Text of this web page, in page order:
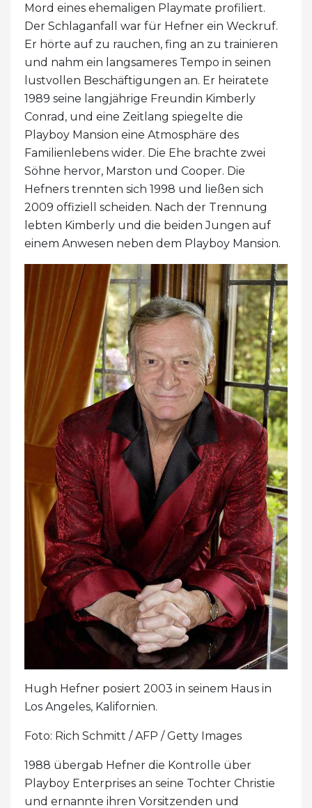
Mord eines ehemaligen Playmate profiliert.
Der Schlaganfall war für Hefner ein Weckruf.
Er hörte auf zu rauchen, fing an zu trainieren
und nahm ein langsameres Tempo in seinen
lustvollen Beschäftigungen an. Er heiratete
1989 seine langjährige Freundin Kimberly
Conrad, und eine Zeitlang spiegelte die
Playboy Mansion eine Atmosphäre des
Familienlebens wider. Die Ehe brachte zwei
Söhne hervor, Marston und Cooper. Die
Hefners trennten sich 1998 und ließen sich
2009 offiziell scheiden. Nach der Trennung
lebten Kimberly und die beiden Jungen auf
einem Anwesen neben dem Playboy Mansion.
Hugh Hefner posiert 2003 in seinem Haus in
Los Angeles, Kalifornien.
Foto: Rich Schmitt / AFP / Getty Images
1988 übergab Hefner die Kontrolle über
Playboy Enterprises an seine Tochter Christie
und ernannte ihren Vorsitzenden und